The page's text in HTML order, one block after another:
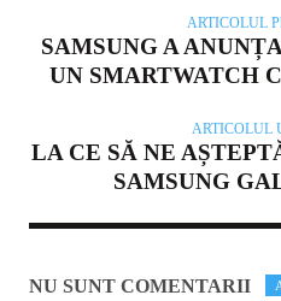
ARTICOLUL
SAMSUNG A
UN SMARTWATCH
ARTICOLUL
LA CE SĂ NE
SAMSUNG
NU SUNT COMENTARII